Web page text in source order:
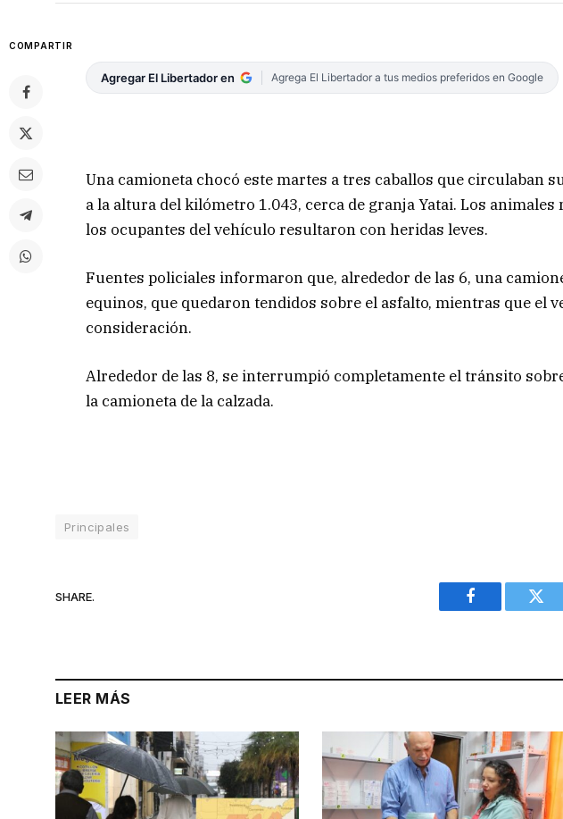
COMPARTIR
Agregar El Libertador en Agrega El Libertador a tus medios preferidos en Google
Una camioneta chocó este martes a tres caballos que circulaban
a la altura del kilómetro 1.043, cerca de granja Yatai. Los
los ocupantes del vehículo resultaron con heridas leves.
Fuentes policiales informaron que, alrededor de las 6, una
equinos, que quedaron tendidos sobre el asfalto, mientras que el
consideración.
Alrededor de las 8, se interrumpió completamente el tránsito
la camioneta de la calzada.
Principales
SHARE.
Facebook
LEER MÁS